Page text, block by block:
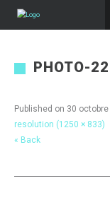
PHOTO-22
Published on 30
resolution (1250 × 833)
« Back